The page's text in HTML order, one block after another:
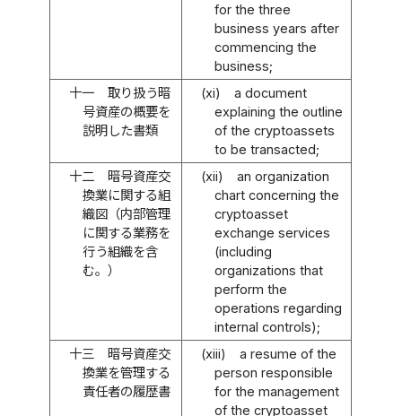
for the three
business years after
commencing the
business;
十一
取り扱う暗
号資産の概要を
説明した書類
(xi)
a document
explaining the outline
of the cryptoassets
to be transacted;
十二
暗号資産交
換業に関する組
織図（内部管理
に関する業務を
行う組織を含
む。）
(xii)
an organization
chart concerning the
cryptoasset
exchange services
(including
organizations that
perform the
operations regarding
internal controls);
十三
暗号資産交
換業を管理する
責任者の履歴書
(xiii)
a resume of the
person responsible
for the management
of the cryptoasset